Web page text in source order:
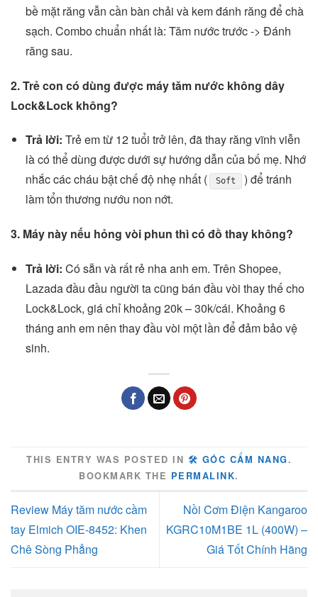
bề mặt răng vẫn cần bàn chải và kem đánh răng để chà
sạch. Combo chuẩn nhất là: Tăm nước trước -> Đánh
răng sau.
2. Trẻ con có dùng được máy tăm nước không dây
Lock&Lock không?
Trả lời: Trẻ em từ 12 tuổi trở lên, đã thay răng vĩnh viễn
là có thể dùng được dưới sự hướng dẫn của bố mẹ. Nhớ
nhắc các cháu bật chế độ nhẹ nhất (
Soft
) để tránh
làm tổn thương nướu non nớt.
3. Máy này nếu hỏng vòi phun thì có đồ thay không?
Trả lời: Có sẵn và rất rẻ nha anh em. Trên Shopee,
Lazada đầu đầu người ta cũng bán đầu vòi thay thế cho
Lock&Lock, giá chỉ khoảng 20k – 30k/cái. Khoảng 6
tháng anh em nên thay đầu vòi một lần để đảm bảo vệ
sinh.
THIS ENTRY WAS POSTED IN 🛠️ GÓC CẨM NANG .
BOOKMARK THE PERMALINK.
Review Máy tăm nước cầm
tay Elmich OIE-8452: Khen
Chê Sòng Phẳng
Nồi Cơm Điện Kangaroo
KGRC10M1BE 1L (400W) –
Giá Tốt Chính Hãng